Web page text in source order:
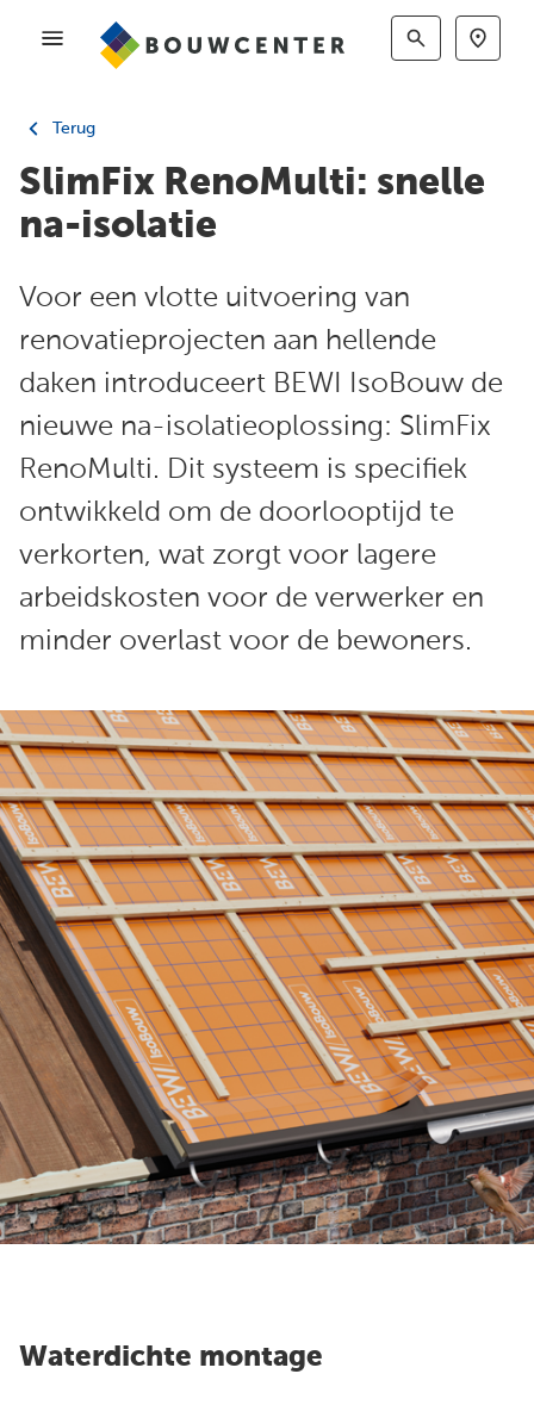
Terug
SlimFix RenoMulti: snelle
na-isolatie
Voor een vlotte uitvoering van
renovatieprojecten aan hellende
daken introduceert BEWI IsoBouw de
nieuwe na-isolatieoplossing: SlimFix
RenoMulti. Dit systeem is specifiek
ontwikkeld om de doorlooptijd te
verkorten, wat zorgt voor lagere
arbeidskosten voor de verwerker en
minder overlast voor de bewoners.
Waterdichte montage